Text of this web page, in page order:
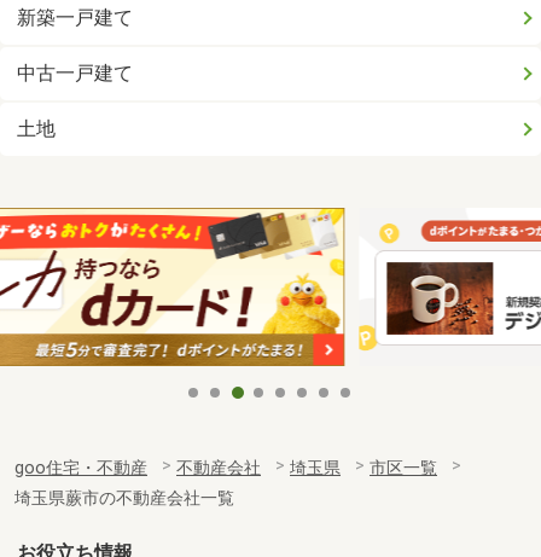
新築一戸建て
中古一戸建て
土地
goo住宅・不動産 不動産会社 埼玉県
市区一覧
埼玉県蕨市の不動産会社一覧